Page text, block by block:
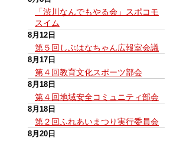
「渋川なんでもやる会」スポコモ
スイム
8月12日
第５回しぶはなちゃん広報室会議
8月17日
第４回教育文化スポーツ部会
8月18日
第４回地域安全コミュニティ部会
8月18日
第２回ふれあいまつり実行委員会
8月20日